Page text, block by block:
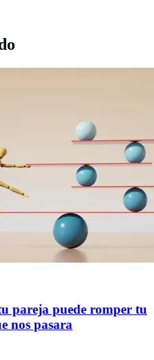
pareja puede romper tu
nos pasara